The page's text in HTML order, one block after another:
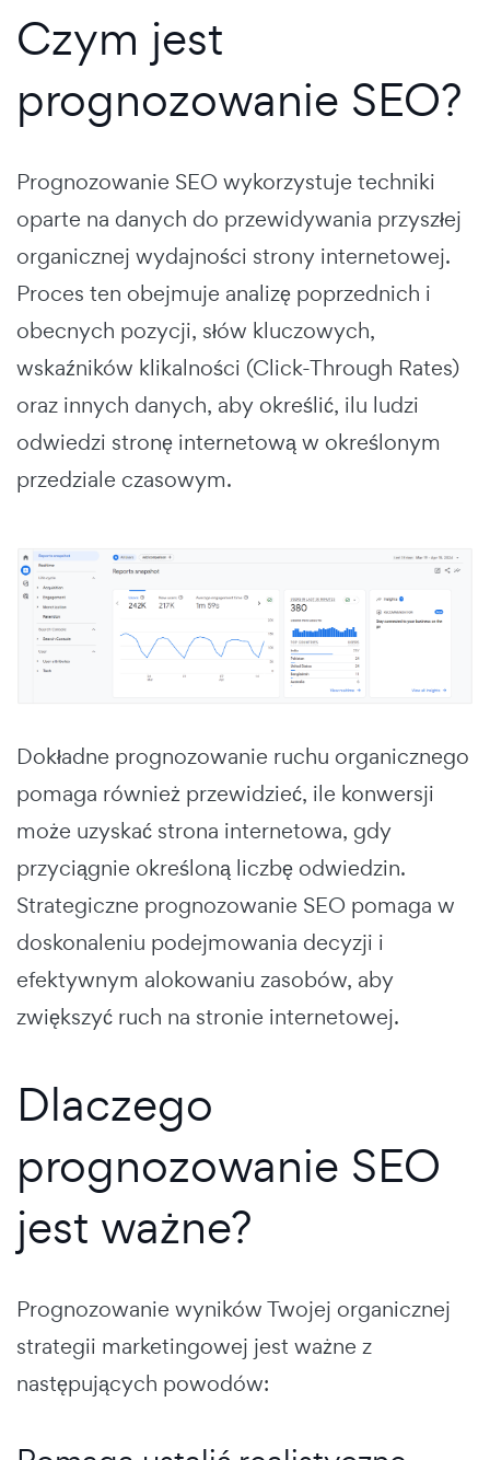
Czym jest
prognozowanie SEO?
Prognozowanie SEO wykorzystuje techniki
oparte na danych do przewidywania przyszłej
organicznej wydajności strony internetowej.
Proces ten obejmuje analizę poprzednich i
obecnych pozycji, słów kluczowych,
wskaźników klikalności (Click-Through Rates)
oraz innych danych, aby określić, ilu ludzi
odwiedzi stronę internetową w określonym
przedziale czasowym.
Dokładne prognozowanie ruchu organicznego
pomaga również przewidzieć, ile konwersji
może uzyskać strona internetowa, gdy
przyciągnie określoną liczbę odwiedzin.
Strategiczne prognozowanie SEO pomaga w
doskonaleniu podejmowania decyzji i
efektywnym alokowaniu zasobów, aby
zwiększyć ruch na stronie internetowej.
Dlaczego
prognozowanie SEO
jest ważne?
Prognozowanie wyników Twojej organicznej
strategii marketingowej jest ważne z
następujących powodów: